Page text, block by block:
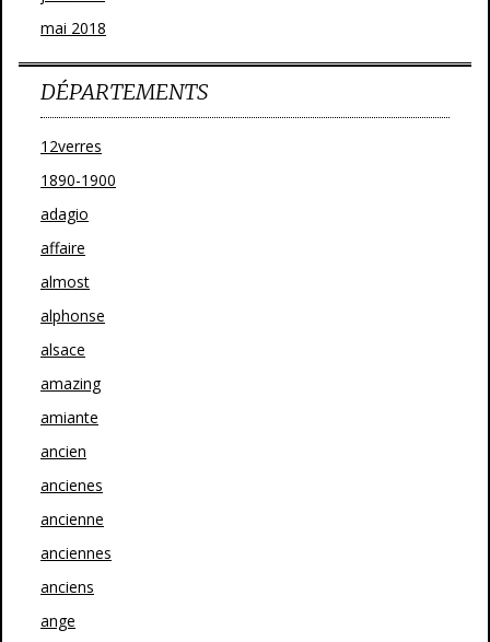
mai 2018
DÉPARTEMENTS
12verres
1890-1900
adagio
affaire
almost
alphonse
alsace
amazing
amiante
ancien
ancienes
ancienne
anciennes
anciens
ange